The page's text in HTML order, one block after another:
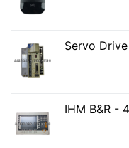
Servo
IHM B&R -